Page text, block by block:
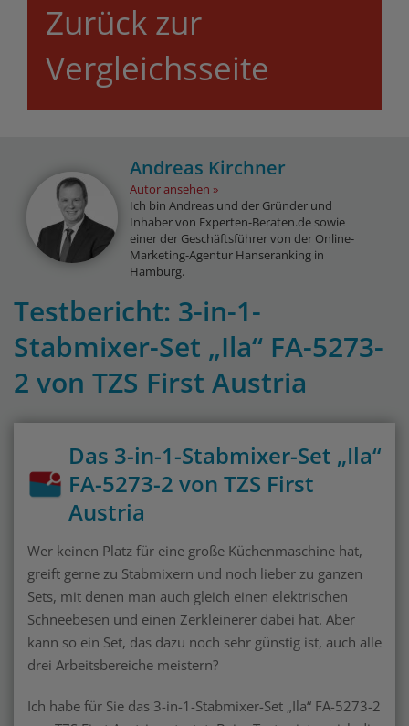
Zurück zur
Vergleichsseite
Andreas Kirchner
Autor ansehen
Ich bin Andreas und der Gründer und
Inhaber von Experten-Beraten.de sowie
einer der Geschäftsführer von der Online-
Marketing-Agentur Hanseranking in
Hamburg.
Testbericht: 3-in-1-
Stabmixer-Set „Ila“ FA-5273-
2 von TZS First Austria
Das 3-in-1-Stabmixer-Set „Ila“
FA-5273-2 von TZS First
Austria
Wer keinen Platz für eine große Küchenmaschine hat,
greift gerne zu Stabmixern und noch lieber zu ganzen
Sets, mit denen man auch gleich einen elektrischen
Schneebesen und einen Zerkleinerer dabei hat. Aber
kann so ein Set, das dazu noch sehr günstig ist, auch alle
drei Arbeitsbereiche meistern?
Ich habe für Sie das 3-in-1-Stabmixer-Set „Ila“ FA-5273-2